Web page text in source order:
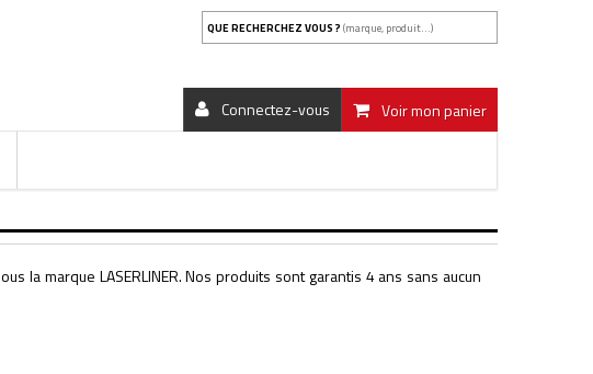
QUE RECHERCHEZ VOUS ? (marque, produit...)
Voir mon panier
Connectez-vous
la marque LASERLINER. Nos produits sont garantis 4 ans sans aucun